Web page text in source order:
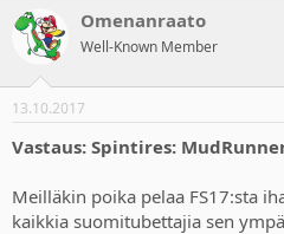
Omenanraato
Well-Known Member
13.10.2017
Vastaus: Spintires:
Meilläkin poika pelaa FS17:sta
kaikkia suomitubettajia sen